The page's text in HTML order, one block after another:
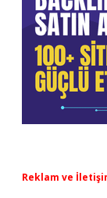
Reklam ve